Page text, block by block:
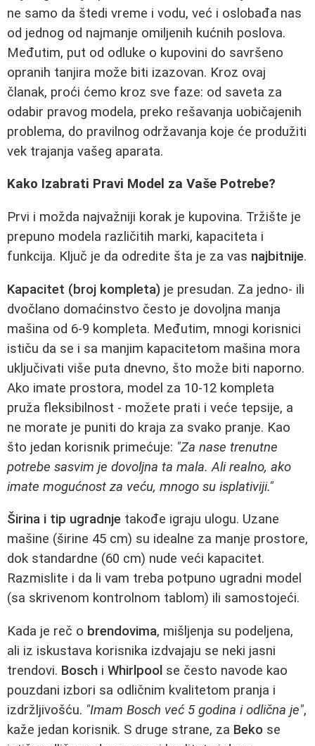
ne samo da štedi vreme i vodu, već i oslobađa nas
od jednog od najmanje omiljenih kućnih poslova.
Međutim, put od odluke o kupovini do savršeno
opranih tanjira može biti izazovan. Kroz ovaj
članak, proći ćemo kroz sve faze: od saveta za
odabir pravog modela, preko rešavanja uobičajenih
problema, do pravilnog održavanja koje će produžiti
vek trajanja vašeg aparata.
Kako Izabrati Pravi Model za Vaše Potrebe?
Prvi i možda najvažniji korak je kupovina. Tržište je
prepuno modela različitih marki, kapaciteta i
funkcija. Ključ je da odredite šta je za vas najbitnije.
Kapacitet (broj kompleta) je presudan. Za jedno- ili
dvočlano domaćinstvo često je dovoljna manja
mašina od 6-9 kompleta. Međutim, mnogi korisnici
ističu da se i sa manjim kapacitetom mašina mora
uključivati više puta dnevno, što može biti naporno.
Ako imate prostora, model za 10-12 kompleta
pruža fleksibilnost - možete prati i veće tepsije, a
ne morate je puniti do kraja za svako pranje. Kao
što jedan korisnik primećuje: "Za nase trenutne
potrebe sasvim je dovoljna ta mala. Ali realno, ako
imate mogućnost za veću, mnogo su isplativiji."
Širina i tip ugradnje takođe igraju ulogu. Uzane
mašine (širine 45 cm) su idealne za manje prostore,
dok standardne (60 cm) nude veći kapacitet.
Razmislite i da li vam treba potpuno ugradni model
(sa skrivenom kontrolnom tablom) ili samostojeći.
Kada je reč o brendovima, mišljenja su podeljena,
ali iz iskustava korisnika izdvajaju se neki jasni
trendovi. Bosch i Whirlpool se često navode kao
pouzdani izbori sa odličnim kvalitetom pranja i
izdržljivošću. "Imam Bosch već 5 godina i odlična je",
kaže jedan korisnik. S druge strane, za Beko se